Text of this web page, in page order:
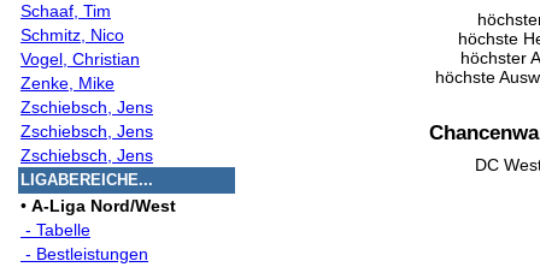
Schaaf, Tim
Schmitz, Nico
Vogel, Christian
Zenke, Mike
Zschiebsch, Jens
Zschiebsch, Jens
Zschiebsch, Jens
LIGABEREICHE...
• A-Liga Nord/West
- Tabelle
- Bestleistungen
höchste
höchster
höchste
DC